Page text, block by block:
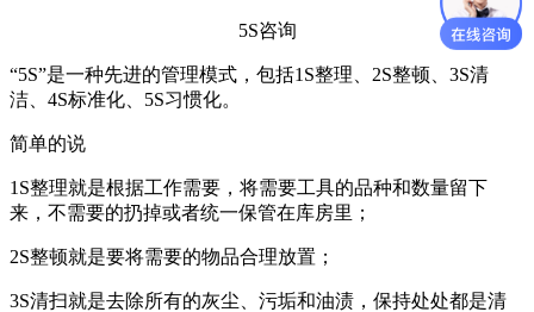
5S咨询
“5S”是一种先进的管理模式，包括1S整理、2S整顿、3S清
洁、4S标准化、5S习惯化。
简单的说
1S整理就是根据工作需要，将需要工具的品种和数量留下
来，不需要的扔掉或者统一保管在库房里；
2S整顿就是要将需要的物品合理放置；
3S清扫就是去除所有的灰尘、污垢和油渍，保持处处都是清